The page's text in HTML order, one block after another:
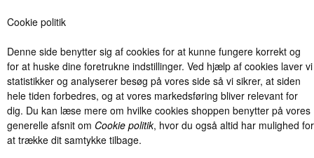
Cookie politik
Denne side benytter sig af cookies for at kunne fungere korrekt og
for at huske dine foretrukne indstillinger. Ved hjælp af cookies laver vi
statistikker og analyserer besøg på vores side så vi sikrer, at siden
hele tiden forbedres, og at vores markedsføring bliver relevant for
dig. Du kan læse mere om hvilke cookies shoppen benytter på vores
generelle afsnit om Cookie politik, hvor du også altid har mulighed for
at trække dit samtykke tilbage.
Billig levering fra kun 40 kr. med Postnord og DAO og fri fragt over
1000 kr. (Gælder kun Danmark).